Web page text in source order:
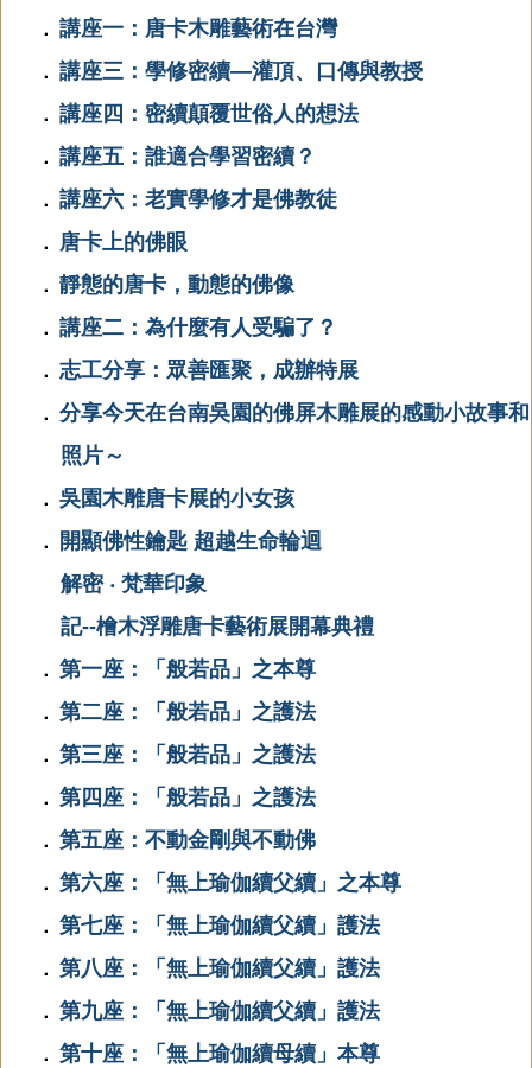
． 講座一：唐卡木雕藝術在台灣
． 講座三：學修密續—灌頂、口傳與教授
． 講座四：密續顛覆世俗人的想法
． 講座五：誰適合學習密續？
． 講座六：老實學修才是佛教徒
． 唐卡上的佛眼
． 靜態的唐卡，動態的佛像
． 講座二：為什麼有人受騙了？
． 志工分享：眾善匯聚，成辦特展
． 分享今天在台南吳園的佛屏木雕展的感動小故事和
照片～
． 吳園木雕唐卡展的小女孩
．
開顯佛性鑰匙 超越生命輪迴
解密 ‧ 梵華印象
記--檜木浮雕唐卡藝術展開幕典禮
． 第一座：「般若品」之本尊
． 第二座：「般若品」之護法
． 第三座：「般若品」之護法
． 第四座：「般若品」之護法
． 第五座：不動金剛與不動佛
． 第六座：「無上瑜伽續父續」之本尊
． 第七座：「無上瑜伽續父續」護法
． 第八座：「無上瑜伽續父續」護法
． 第九座：「無上瑜伽續父續」護法
． 第十座：「無上瑜伽續母續」本尊